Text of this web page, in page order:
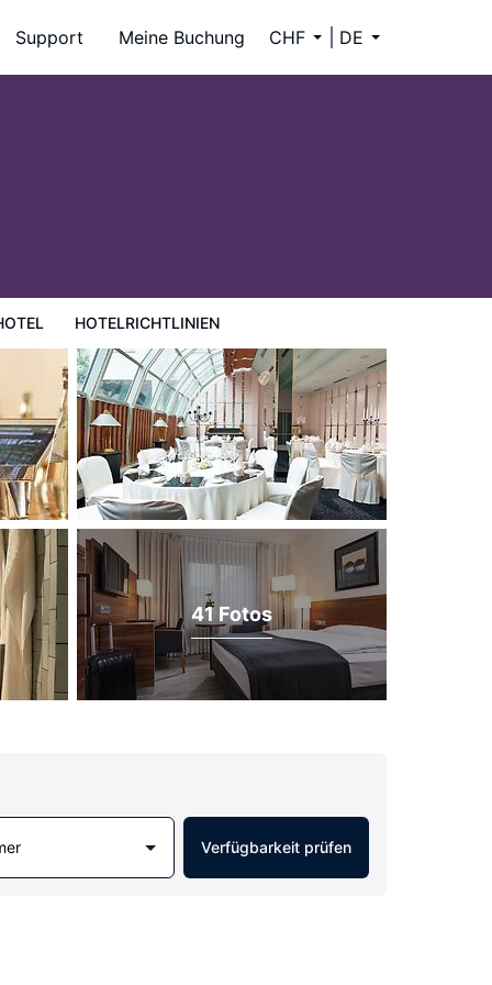
Support Meine Buchung CHF DE
HOTELRICHTLINIEN
41 Fotos
Verfügbarkeit prüfen